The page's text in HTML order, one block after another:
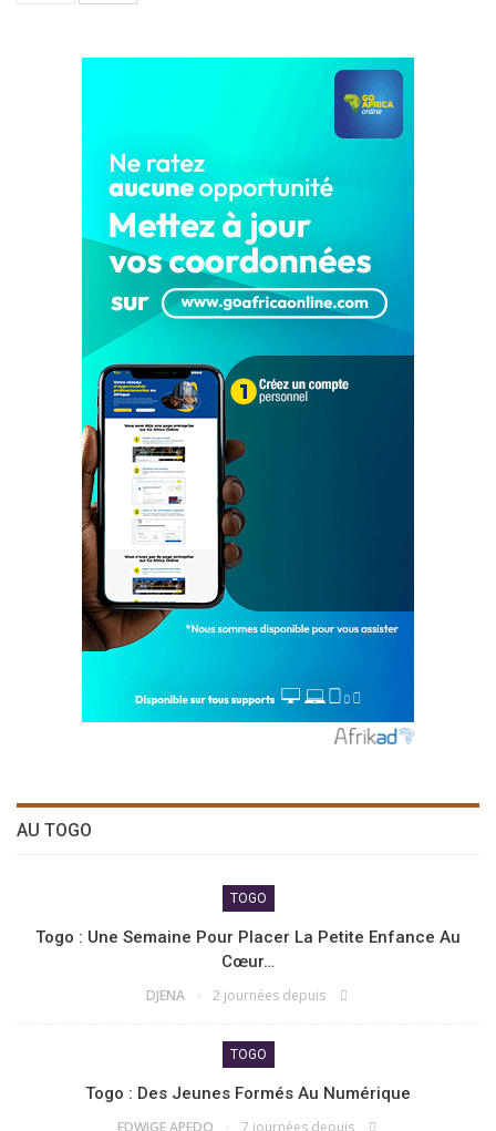
AU TOGO
TOGO
Togo : Une Semaine Pour Placer La Petite Enfance Au
Cœur…
DJENA 2 journées depuis
TOGO
Togo : Des Jeunes Formés Au Numérique